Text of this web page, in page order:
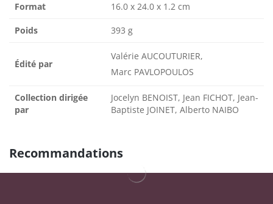
Format 16.0 x 24.0 x 1.2 cm
Poids 393 g
Édité par
Valérie AUCOUTURIER,
Marc PAVLOPOULOS
Collection dirigée
par
Jocelyn BENOIST, Jean FICHOT, Jean-
Baptiste JOINET, Alberto NAIBO
Recommandations